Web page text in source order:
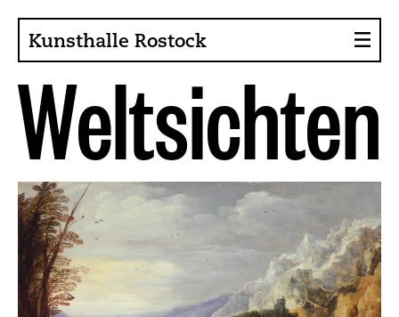
Kunsthalle Rostock
About the Art Hall
Collection
Contact persons
Sponsors, Projects
Presse
Café, Bistro
Weltsichten